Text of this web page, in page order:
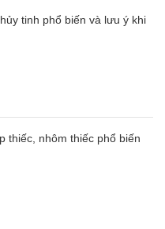
tinh phổ biến và lưu ý khi
thiếc, nhôm thiếc phổ biến